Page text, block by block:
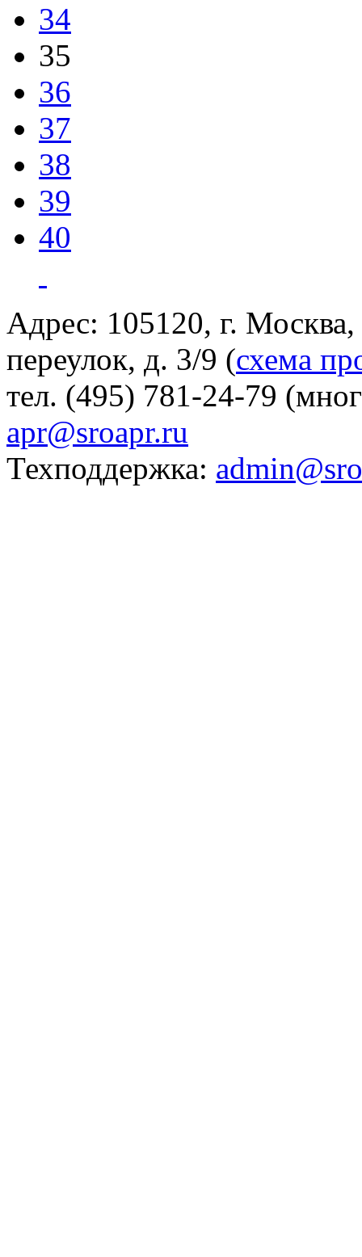
34
35
36
37
38
39
40
Адрес: 105120, г.
переулок, д. 3/9 (схема
тел. (495) 781-24-79
apr@sroapr.ru
Техподдержка: